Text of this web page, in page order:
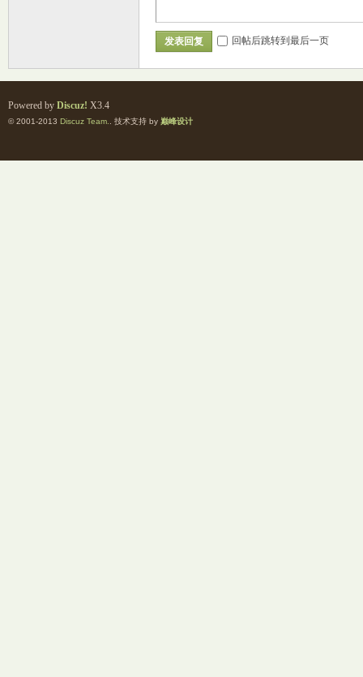
坛
发表回复 回帖后跳转到最后一页
Powered by Discuz! X3.4
© 2001-2013 Discuz Team. . 技术支持 by 巅峰设计